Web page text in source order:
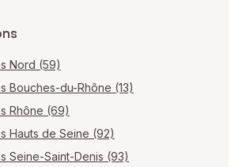
Nord (59)
Bouches-du-Rhône (13)
Rhône (69)
Hauts de Seine (92)
Seine-Saint-Denis (93)